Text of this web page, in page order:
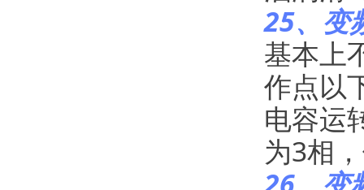
25、变
基本上
作点以
电容运
为3相